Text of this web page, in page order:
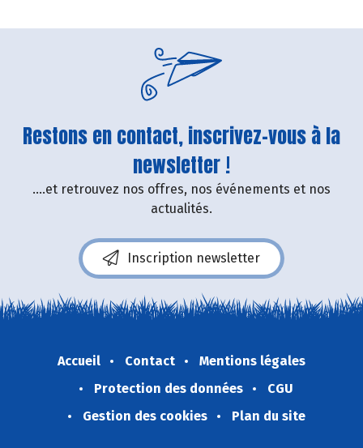
Restons en contact, inscrivez-vous à la
newsletter !
....et retrouvez nos offres, nos événements et nos
actualités.
Inscription newsletter
Accueil Contact
Mentions légales
Protection des données
CGU
Gestion des cookies
Plan du site